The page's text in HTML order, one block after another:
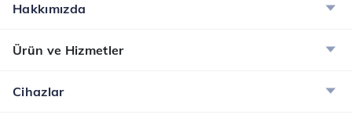
Hakkımızda
Ürün ve Hizmetler
Cihazlar